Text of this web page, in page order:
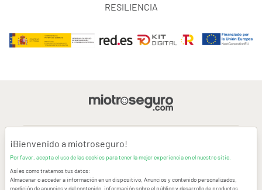
RESILIENCIA
AVISO LEGAL
CONDICIONES GENERALES DE USO
¡Bienvenido a miotroseguro!
Por favor, acepta el uso de las cookies para tener la mejor experiencia en el nuestro sitio.
Así es como tratamos tus datos:
Almacenar o acceder a información en un dispositivo, Anuncios y contenido personalizados,
medición de anuncios y del contenido, información sobre el público y desarrollo de productos,